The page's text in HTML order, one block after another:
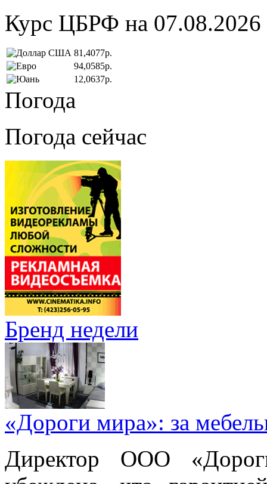
Курс ЦБРФ на 07.08.2026
81,4077р.
94,0585р.
12,0637р.
Погода
Погода сейчас
Бренд недели
«Дороги мира»: за
Директор ООО